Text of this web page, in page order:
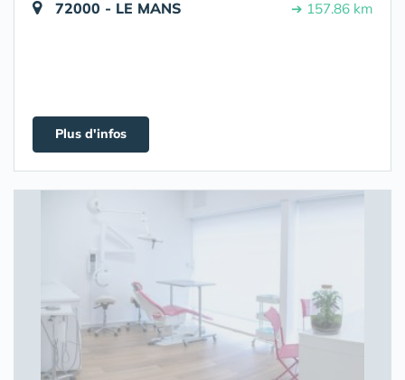
72000 - LE MANS ➔ 157.86 km
Plus d'infos